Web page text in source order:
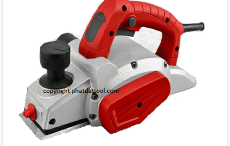
Mã giảm giá:
Ngày hết hạn: